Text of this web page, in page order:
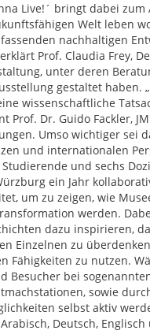
Live!´ bringt dabei zum
Welt leben
nachhaltigen
Prof. Claudia Frey,
unter deren
gestaltet haben.
wissenschaftliche
Prof. Dr. Guido Fackler,
Umso wichtiger sei
und internationalen
und sechs
ein Jahr
um zu zeigen, wie
werden.
dazu inspirieren,
Einzelnen zu
Fähigkeiten zu nutzen.
Besucher bei
sowie
selbst aktiv
Deutsch, Englisch